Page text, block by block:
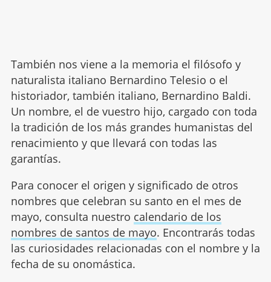
También nos viene a la memoria el filósofo y
naturalista italiano Bernardino Telesio o el
historiador, también italiano, Bernardino Baldi.
Un nombre, el de vuestro hijo, cargado con toda
la tradición de los más grandes humanistas del
renacimiento y que llevará con todas las
garantías.
Para conocer el origen y significado de otros
nombres que celebran su santo en el mes de
mayo, consulta nuestro calendario de los
nombres de santos de mayo. Encontrarás todas
las curiosidades relacionadas con el nombre y la
fecha de su onomástica.